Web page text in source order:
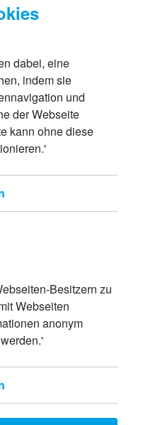
dabei, eine
indem sie
und
der Webseite
kann ohne diese
Besitzern zu
Webseiten
anonym